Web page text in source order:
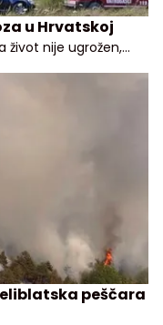
u Hrvatskoj
život nije ugrožen,
peščara